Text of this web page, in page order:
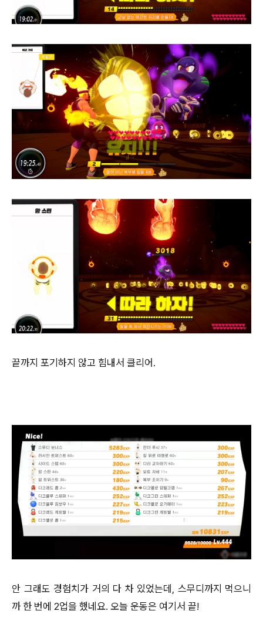
끝까지 포기하지 않고 힘내서 클리어.
안 그래도 경험치가 거의 다 차 있었는데, 스무디까지 먹으니
까 한 번에 2업을 했네요. 오늘 운동은 여기서 끝!